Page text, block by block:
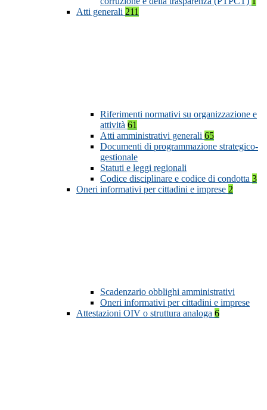
Atti generali 211
Riferimenti normativi su organizzazione e
attività 61
Atti amministrativi generali 65
Documenti di programmazione strategico-
gestionale
Statuti e leggi regionali
Codice disciplinare e codice di condotta 3
Oneri informativi per cittadini e imprese 2
Scadenzario obblighi amministrativi
Oneri informativi per cittadini e imprese
Attestazioni OIV o struttura analoga 6